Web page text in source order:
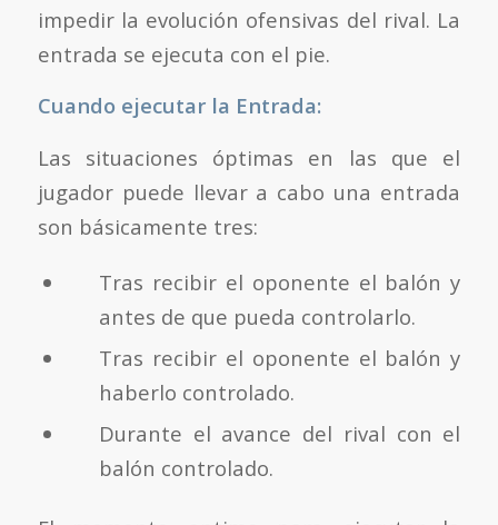
impedir la evolución ofensivas del rival. La
entrada se ejecuta con el pie.
Cuando ejecutar la Entrada:
Las situaciones óptimas en las que el
jugador puede llevar a cabo una entrada
son básicamente tres:
Tras recibir el oponente el balón y
antes de que pueda controlarlo.
Tras recibir el oponente el balón y
haberlo controlado.
Durante el avance del rival con el
balón controlado.